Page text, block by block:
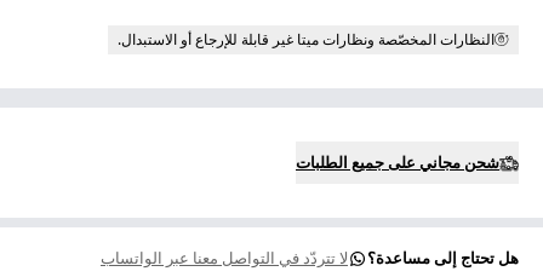
النظارات المخصّصة ونظارات ميتا غير قابلة للإرجاع أو الاستبدال.
شحن مجاني على جميع الطلبات
هل تحتاج إلى مساعدة؟ لا تتردّد في التواصل معنا عبر الواتساب